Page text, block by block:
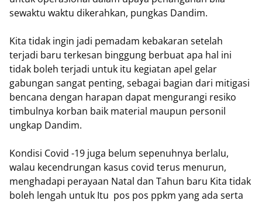
sewaktu waktu dikerahkan, pungkas Dandim.
Kita tidak ingin jadi pemadam kebakaran setelah
terjadi baru terkesan binggung berbuat apa hal ini
tidak boleh terjadi untuk itu kegiatan apel gelar
gabungan sangat penting, sebagai bagian dari mitigasi
bencana dengan harapan dapat mengurangi resiko
timbulnya korban baik material maupun personil
ungkap Dandim.
Kondisi Covid -19 juga belum sepenuhnya berlalu,
walau kecendrungan kasus covid terus menurun,
menghadapi perayaan Natal dan Tahun baru Kita tidak
boleh lengah untuk Itu pos pos ppkm yang ada serta